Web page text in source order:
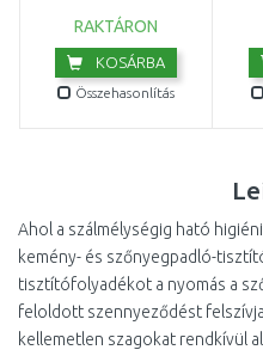
RAKTÁRON
KOSÁRBA
Összehasonlítás
Ahol a szálmélységig ható
kemény- és szőnyegpadló-
tisztítófolyadékot a nyomás a
feloldott szennyeződést
kellemetlen szagokat rendkívül